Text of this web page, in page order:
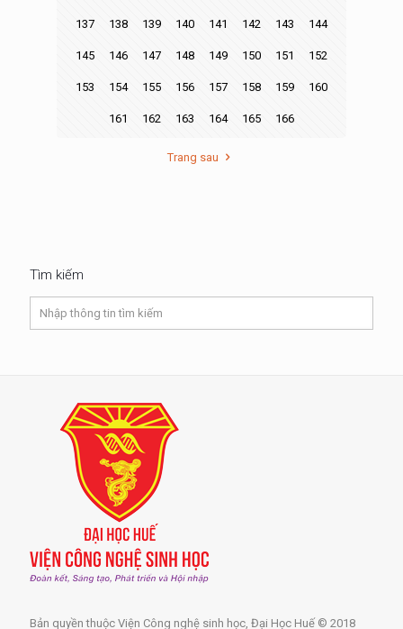
137 138 139 140 141 142 143 144
145 146 147 148 149 150 151 152
153 154 155 156 157 158 159 160
161 162 163 164 165 166
Trang sau
Tìm kiếm
Bản quyền thuộc Viện Công nghệ sinh học, Đại Học Huế © 2018